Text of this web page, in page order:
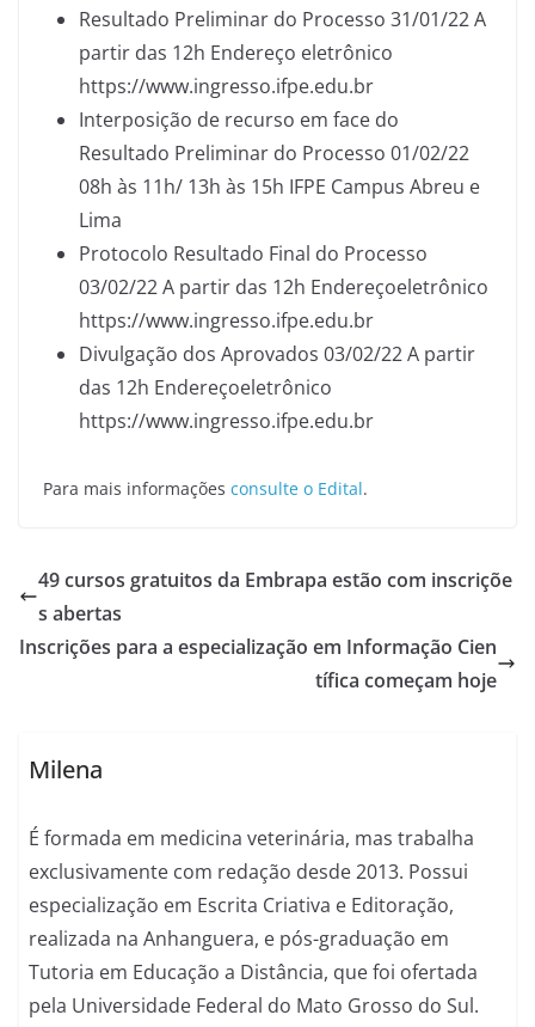
Resultado Preliminar do Processo 31/01/22 A
partir das 12h Endereço eletrônico
https://www.ingresso.ifpe.edu.br
Interposição de recurso em face do
Resultado Preliminar do Processo 01/02/22
08h às 11h/ 13h às 15h IFPE Campus Abreu e
Lima
Protocolo Resultado Final do Processo
03/02/22 A partir das 12h Endereçoeletrônico
https://www.ingresso.ifpe.edu.br
Divulgação dos Aprovados 03/02/22 A partir
das 12h Endereçoeletrônico
https://www.ingresso.ifpe.edu.br
Para mais informações consulte o Edital.
49 cursos gratuitos da Embrapa estão com inscriçõe
s abertas
Inscrições para a especialização em Informação Cien
tífica começam hoje
Milena
É formada em medicina veterinária, mas trabalha
exclusivamente com redação desde 2013. Possui
especialização em Escrita Criativa e Editoração,
realizada na Anhanguera, e pós-graduação em
Tutoria em Educação a Distância, que foi ofertada
pela Universidade Federal do Mato Grosso do Sul.